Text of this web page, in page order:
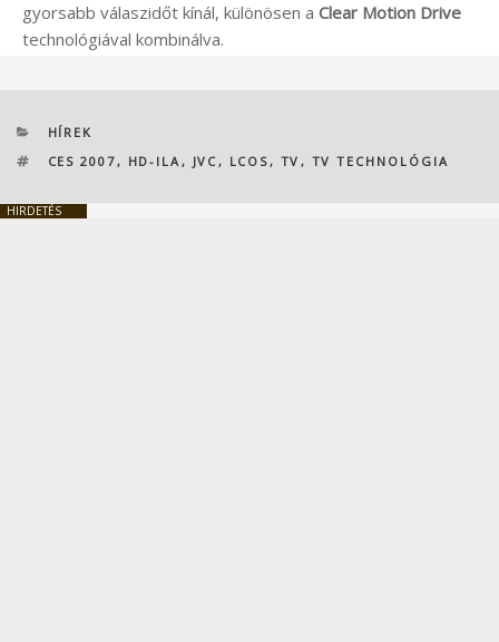
gyorsabb válaszidőt kínál, különösen a Clear Motion Drive
technológiával kombinálva.
KATEGÓRIÁK
HÍREK
CÍMKÉK
CES 2007, HD-ILA, JVC, LCOS, TV , TV TECHNOLÓGIA
HIRDETÉS